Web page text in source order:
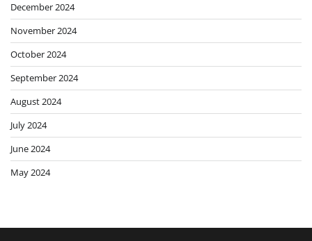
December 2024
November 2024
October 2024
September 2024
August 2024
July 2024
June 2024
May 2024